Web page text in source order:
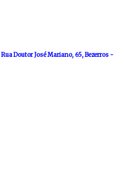
Rua Doutor José Mariano, 65, Bezerros -